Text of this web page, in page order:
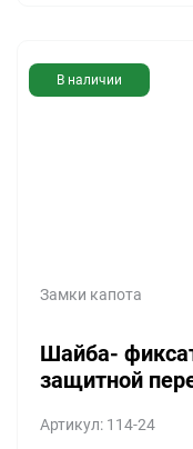
В наличии
Замки капота
Шайба-
защитной
Артикул: 114-24